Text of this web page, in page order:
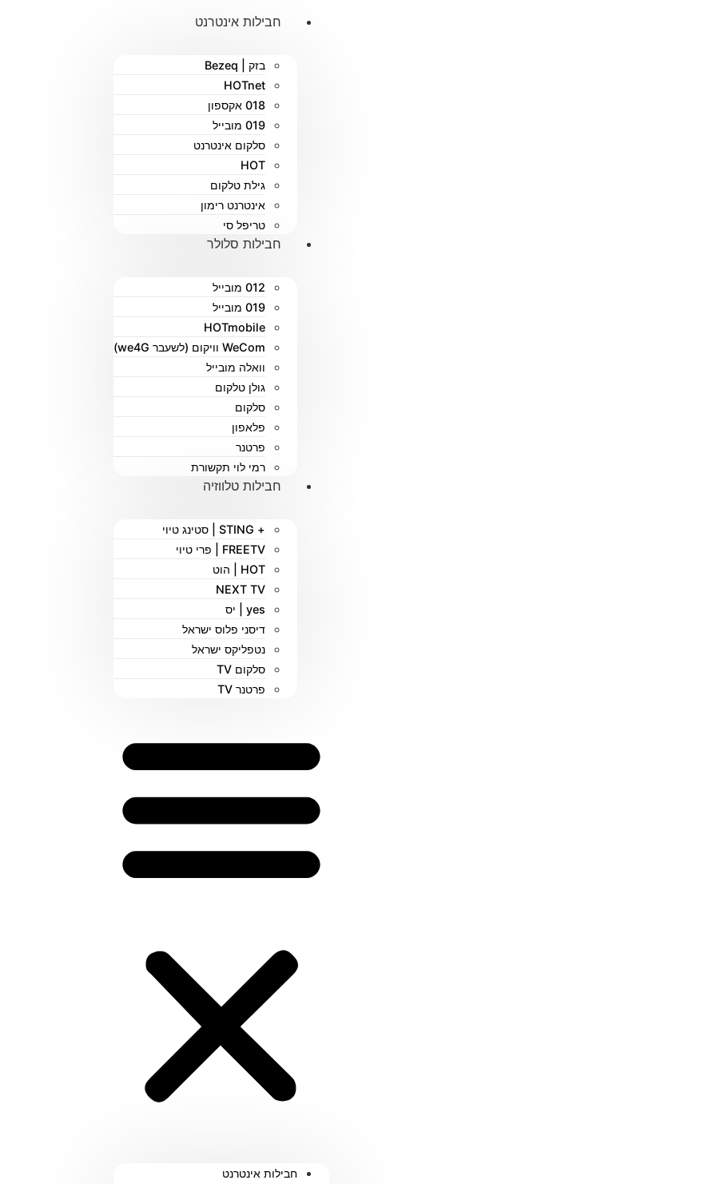
חבילות אינטרנט
בזק | Bezeq
HOTnet
018 אקספון
019 מובייל
סלקום אינטרנט
HOT
גילת טלקום
אינטרנט רימון
טריפל סי
חבילות סלולר
012 מובייל
019 מובייל
HOTmobile
WeCom וויקום (לשעבר we4G)
וואלה מובייל
גולן טלקום
סלקום
פלאפון
פרטנר
רמי לוי תקשורת
חבילות טלווזיה
+ STING | סטינג טיוי
FREETV | פרי טיוי
HOT | הוט
NEXT TV
yes | יס
דיסני פלוס ישראל
נטפליקס ישראל
סלקום TV
פרטנר TV
חבילות אינטרנט